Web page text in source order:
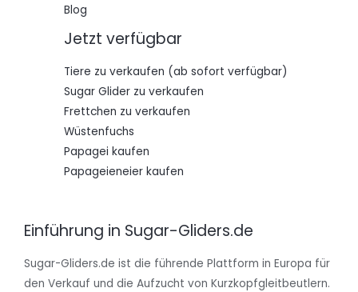
Blog
Jetzt verfügbar
Tiere zu verkaufen (ab sofort verfügbar)
Sugar Glider zu verkaufen
Frettchen zu verkaufen
Wüstenfuchs
Papagei kaufen
Papageieneier kaufen
Einführung in Sugar-Gliders.de
Sugar-Gliders.de ist die führende Plattform in Europa für
den Verkauf und die Aufzucht von Kurzkopfgleitbeutlern.